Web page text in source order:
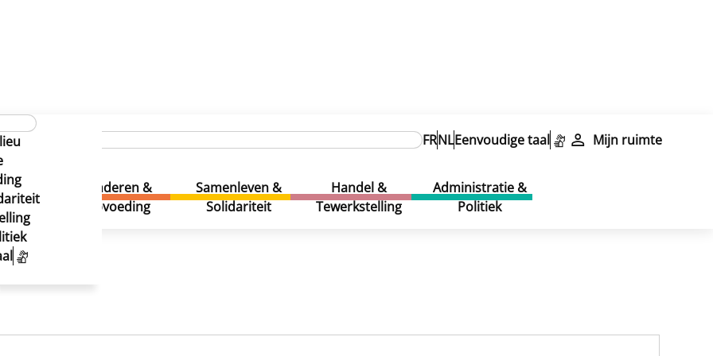
FRNLEenvoudige taal Mijn ruimte
&
Kinderen &
Opvoeding
Samenleven &
Solidariteit
Handel &
Tewerkstelling
Administratie &
Politiek